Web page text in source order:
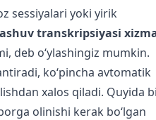
sessiyalari yoki yirik
transkripsiyasi
deb o‘ylashingiz mumkin.
ko‘pincha avtomatik
xalos qiladi. Quyida
olinishi kerak bo‘lgan